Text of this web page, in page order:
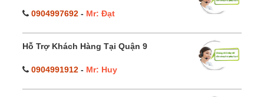
0904997692 - Mr: Đạt
Hỗ Trợ Khách Hàng Tại Quận 9
0904991912 - Mr: Huy